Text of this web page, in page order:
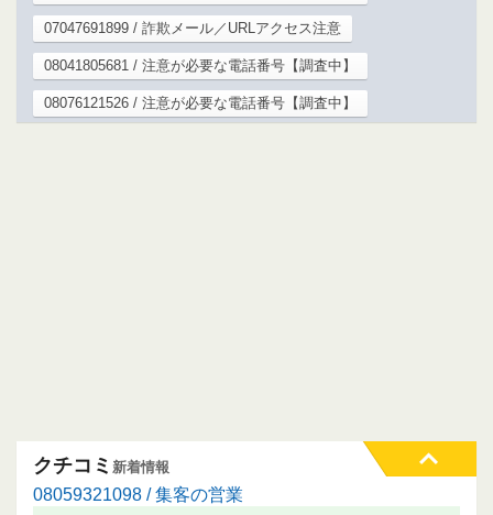
07047691899 / 詐欺メール／URLアクセス注意
08041805681 / 注意が必要な電話番号【調査中】
08076121526 / 注意が必要な電話番号【調査中】
クチコミ 新着情報
08059321098 / 集客の営業